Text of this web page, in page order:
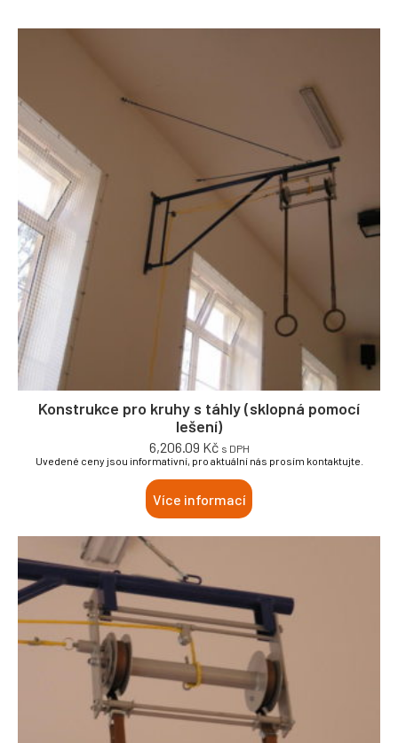
Konstrukce pro kruhy s táhly (sklopná pomocí
lešení)
6,206.09 Kč s DPH
Uvedené ceny jsou informativní, pro aktuální nás prosím kontaktujte.
Více informací